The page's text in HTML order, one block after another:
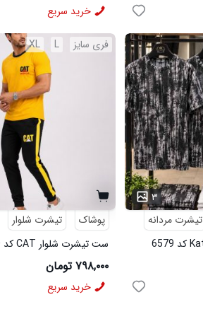
خرید سریع
۳
تیشرت مردانه
فری سایز L
XL
پوشاک
تیشرت شلوار
ست تیشرت شلوار CAT کد 6570
۷۹۸,۰۰۰ تومان
خرید سریع